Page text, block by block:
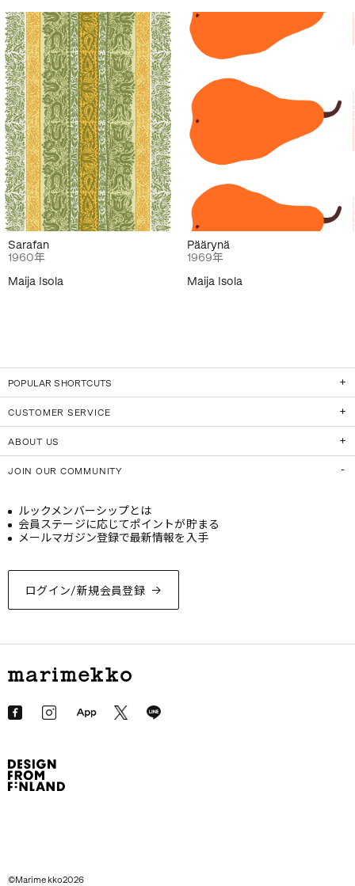
Explore all prints
Sarafan
1960年
Maija Isola
Päärynä
1969年
Maija Isola
POPULAR SHORTCUTS
CUSTOMER SERVICE
ABOUT US
JOIN OUR COMMUNITY
ログイン/新規会員登録
ルックメンバーシップとは
会員ステージに応じてポイントが貯まる
メールマガジン登録で最新情報を入手
©Marimekko2026